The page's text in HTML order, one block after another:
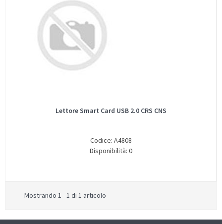
Lettore Smart Card USB 2.0 CRS CNS
Codice: A4808
Disponibilità: 0
Mostrando 1 - 1 di 1 articolo